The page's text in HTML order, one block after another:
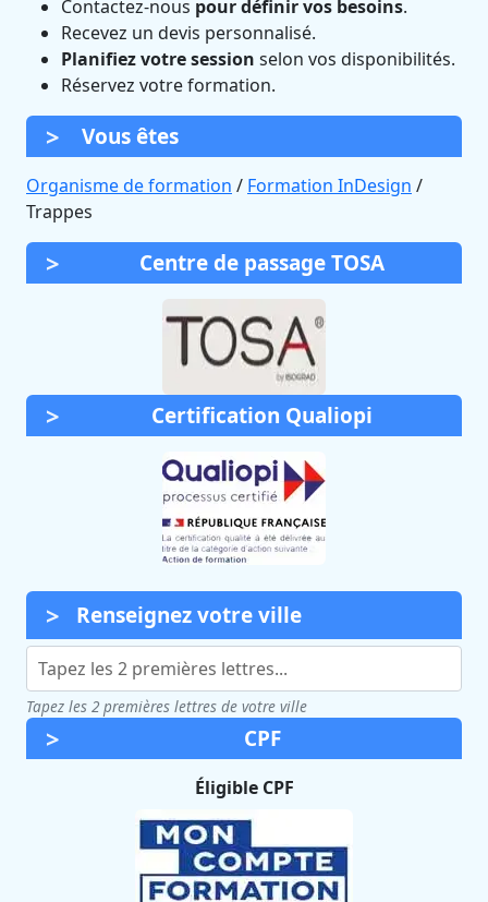
Contactez-nous pour définir vos besoins.
Recevez un devis personnalisé.
Planifiez votre session selon vos disponibilités.
Réservez votre formation.
Vous êtes
Organisme de formation / Formation InDesign /
Trappes
Centre de passage TOSA
Certification Qualiopi
Renseignez votre ville
Tapez les 2 premières lettres de votre ville
CPF
Éligible CPF